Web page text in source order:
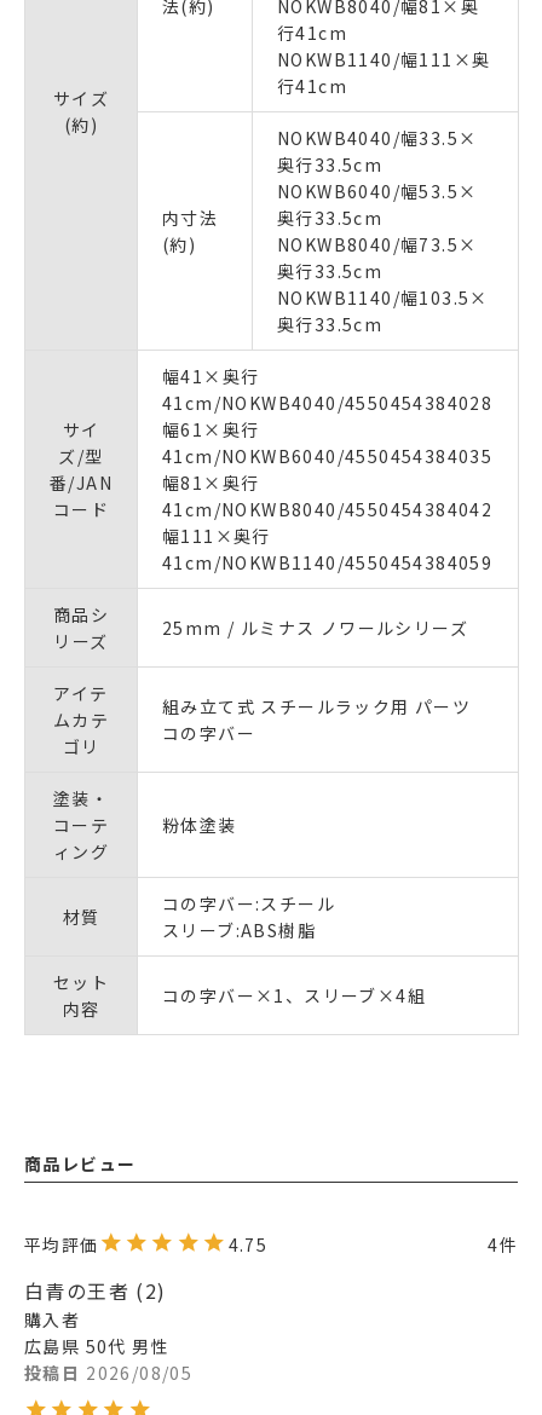
サイズ
(約)
法(約)
NOKWB8040/幅81×奥
行41cm
NOKWB1140/幅111×奥
行41cm
内寸法
(約)
NOKWB4040/幅33.5×
奥行33.5cm
NOKWB6040/幅53.5×
奥行33.5cm
NOKWB8040/幅73.5×
奥行33.5cm
NOKWB1140/幅103.5×
奥行33.5cm
サイ
ズ/型
番/JAN
コード
幅41×奥行
41cm/NOKWB4040/4550454384028
幅61×奥行
41cm/NOKWB6040/4550454384035
幅81×奥行
41cm/NOKWB8040/4550454384042
幅111×奥行
41cm/NOKWB1140/4550454384059
商品シ
リーズ
25mm / ルミナス ノワールシリーズ
アイテ
ムカテ
ゴリ
組み立て式 スチールラック用 パーツ
コの字バー
塗装・
コーテ
ィング
粉体塗装
材質
コの字バー:スチール
スリーブ:ABS樹脂
セット
内容
コの字バー×1、スリーブ×4組
商品レビュー
4.75 4
白青の王者 2
購入者
広島県 50代 男性
投稿日 2026/08/05